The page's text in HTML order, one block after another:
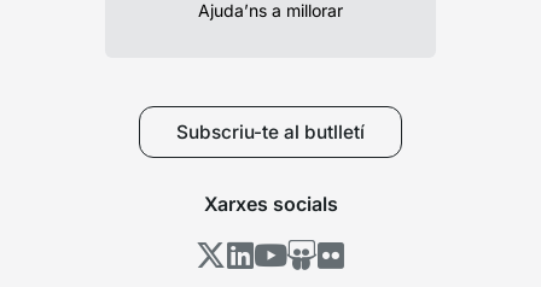
Ajuda’ns a millorar
Subscriu-te al butlletí
Xarxes socials